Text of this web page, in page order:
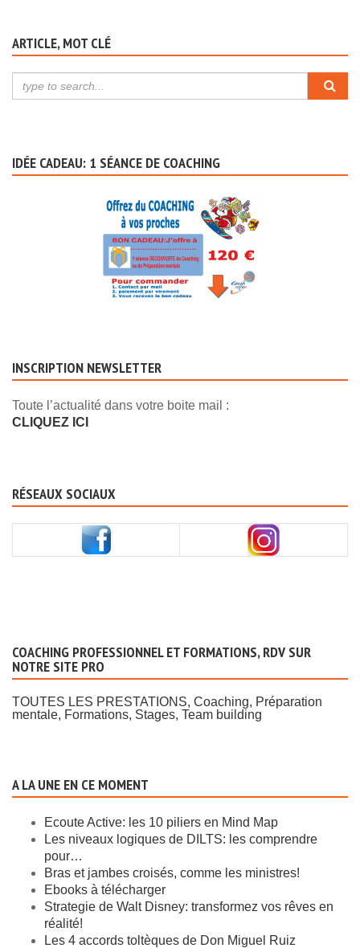
ARTICLE, MOT CLÉ
IDÉE CADEAU: 1 SÉANCE DE COACHING
INSCRIPTION NEWSLETTER
Toute l’actualité dans votre boite mail :
CLIQUEZ ICI
RÉSEAUX SOCIAUX
COACHING PROFESSIONNEL ET FORMATIONS, RDV SUR
NOTRE SITE PRO
TOUTES LES PRESTATIONS, Coaching, Préparation
mentale, Formations, Stages, Team building
A LA UNE EN CE MOMENT
Ecoute Active: les 10 piliers en Mind Map
Les niveaux logiques de DILTS: les comprendre
pour…
Bras et jambes croisés, comme les ministres!
Ebooks à télécharger
Strategie de Walt Disney: transformez vos rêves en
réalité!
Les 4 accords toltèques de Don Miguel Ruiz